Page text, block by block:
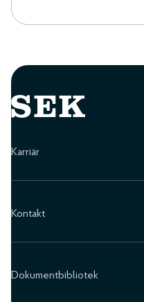
Karriär
Kontakt
Dokumentbibliotek